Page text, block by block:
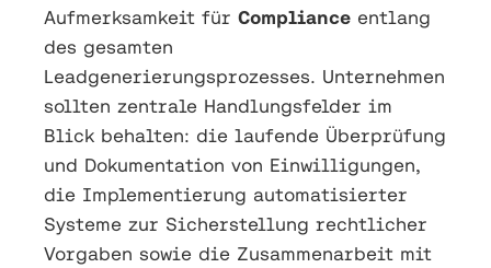
Aufmerksamkeit für Compliance entlang
des gesamten
Leadgenerierungsprozesses. Unternehmen
sollten zentrale Handlungsfelder im
Blick behalten: die laufende Überprüfung
und Dokumentation von Einwilligungen,
die Implementierung automatisierter
Systeme zur Sicherstellung rechtlicher
Vorgaben sowie die Zusammenarbeit mit